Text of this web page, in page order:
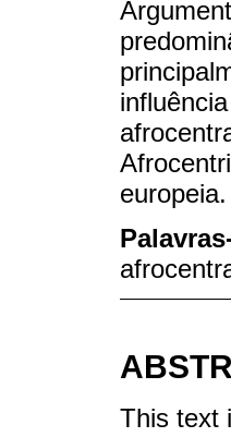
europeia.
This text